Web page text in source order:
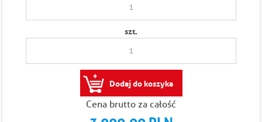
szt.
Dodaj do koszyka
Cena brutto za całość